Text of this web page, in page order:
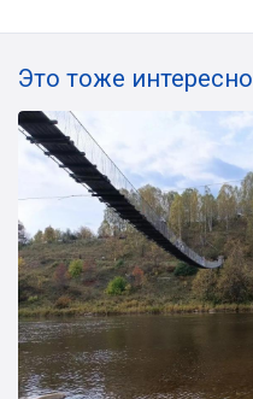
Это тоже интересно